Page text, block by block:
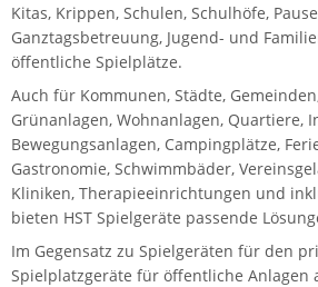
Kitas, Krippen, Schulen, Schulhöfe,
Ganztagsbetreuung, Jugend- und
öffentliche Spielplätze.
Auch für Kommunen, Städte,
Grünanlagen, Wohnanlagen, Quartiere,
Bewegungsanlagen, Campingplätze,
Gastronomie, Schwimmbäder,
Kliniken, Therapieeinrichtungen und
bieten HST Spielgeräte passende
Im Gegensatz zu Spielgeräten für den
Spielplatzgeräte für öffentliche Anlagen